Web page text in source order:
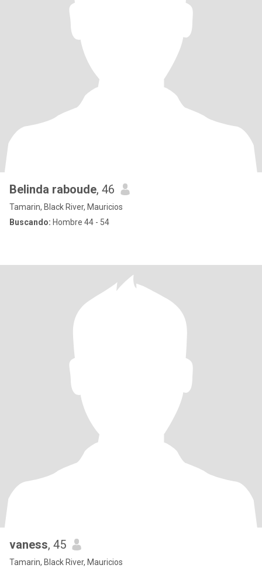
Belinda raboude, 46
Tamarin, Black River, Mauricios
Buscando: Hombre 44 - 54
vaness, 45
Tamarin, Black River, Mauricios